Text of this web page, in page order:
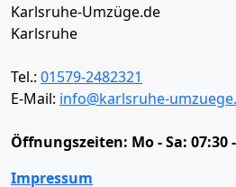
Karlsruhe-Umzüge.de
Karlsruhe
Tel.: 01579-2482321
E-Mail: info@karlsruhe-
Öffnungszeiten: Mo - Sa: 07:30
Impressum